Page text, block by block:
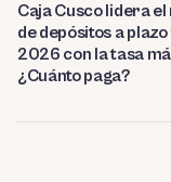
Caja Cusco lidera
de depósitos a plazo
2026 con la tasa
¿Cuánto paga?